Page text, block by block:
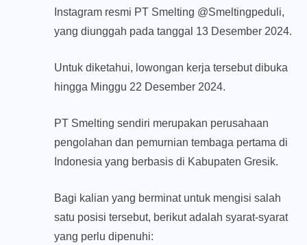
Instagram resmi PT Smelting @Smeltingpeduli,
yang diunggah pada tanggal 13 Desember 2024.
Untuk diketahui, lowongan kerja tersebut dibuka
hingga Minggu 22 Desember 2024.
PT Smelting sendiri merupakan perusahaan
pengolahan dan pemurnian tembaga pertama di
Indonesia yang berbasis di Kabupaten Gresik.
Bagi kalian yang berminat untuk mengisi salah
satu posisi tersebut, berikut adalah syarat-syarat
yang perlu dipenuhi: